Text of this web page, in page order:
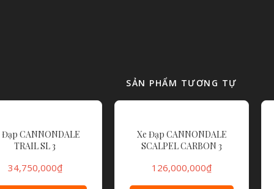
SẢN PHẨM TƯƠNG TỰ
Đạp CANNONDALE
TRAIL SL 3
34,750,000₫
Xe Đạp CANNONDALE
SCALPEL CARBON 3
126,000,000₫